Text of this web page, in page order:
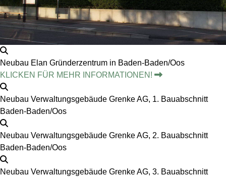
Neubau Elan Gründerzentrum in Baden-Baden/Oos
KLICKEN FÜR MEHR INFORMATIONEN!
Neubau Verwaltungsgebäude Grenke AG, 1. Bauabschnitt
Baden-Baden/Oos
Neubau Verwaltungsgebäude Grenke AG, 2. Bauabschnitt
Baden-Baden/Oos
Neubau Verwaltungsgebäude Grenke AG, 3. Bauabschnitt